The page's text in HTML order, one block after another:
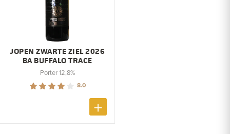
JOPEN ZWARTE ZIEL 2026
BA BUFFALO TRACE
Porter 12,8%
8.0